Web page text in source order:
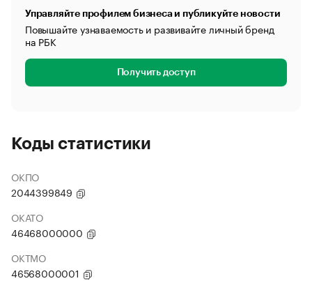
Управляйте профилем бизнеса и публикуйте новости
Повышайте узнаваемость и развивайте личный бренд
на РБК
Получить доступ
Коды статистики
ОКПО
2044399849
ОКАТО
46468000000
ОКТМО
46568000001